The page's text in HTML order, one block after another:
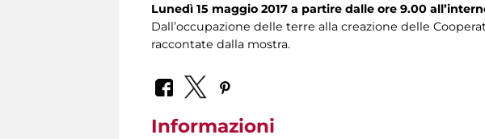
Lunedì 15 maggio 2017 a partire dalle ore 9.00
Dall’occupazione delle terre alla creazione delle
raccontate dalla mostra.
Informazioni